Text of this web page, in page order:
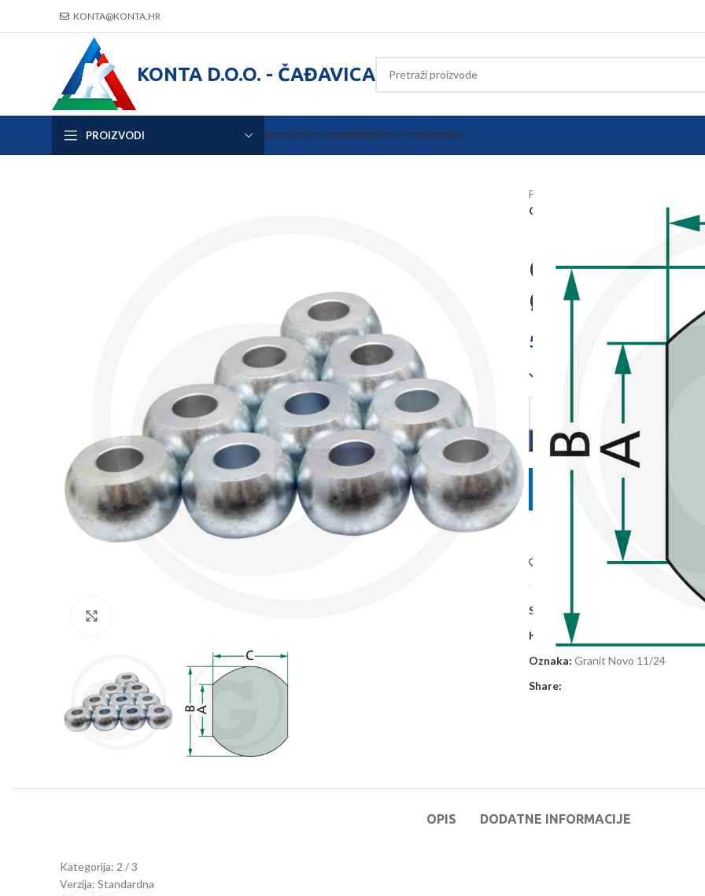
KONTA@KONTA.HR
KONTA D.O.O. - ČAĐAVICA
PROIZVODI NOVOSTIO NAMAKONTAKTTRGOVINA
Početna
GRANIT Kugla donje poluge kat.
GRANIT
Ø28,4/
58,08
Dodaj na listu želja
SKU:
20011130/10
Kategorije:
Oznaka: Granit Novo 11/24
Share:
OPIS DODATNE INFORMACIJE
Kategorija: 2 / 3
Verzija: Standardna